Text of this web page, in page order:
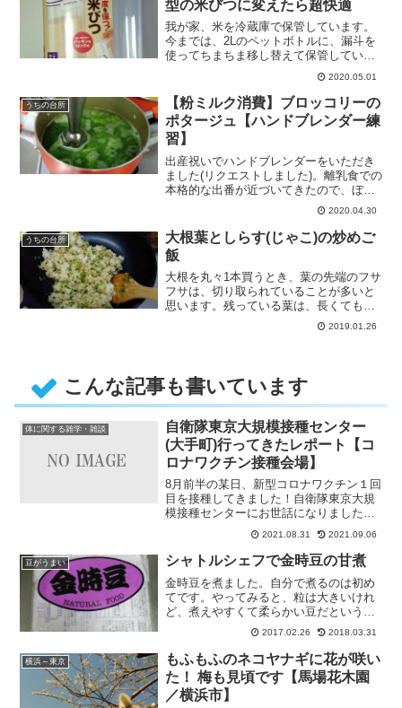
型の米びつに変えたら超快適
我が家、米を冷蔵庫で保管しています。
今までは、2Lのペットボトルに、漏斗を
使ってちまちま移し替えて保管していま
した。5kgを2本に移して、冷・・・2020.05.01
うちの台所
【粉ミルク消費】ブロッコリーの
ポタージュ【ハンドブレンダー練
習】
出産祝いでハンドブレンダーをいただき
ました(リクエストしました)。離乳食での
本格的な出番が近づいてきたので、ぼち
ぼち使う練習をしています。と・・・
2020.04.30
うちの台所
大根葉としらす(じゃこ)の炒めご
飯
大根を丸々1本買うとき、葉の先端のフサ
フサは、切り取られていることが多いと
思います。残っている葉は、長くても
15cm程度でしょうか。もはや茎・・・
2019.01.26
こんな記事も書いています
体に関する雑学・雑談
自衛隊東京大規模接種センター
(大手町)行ってきたレポート【コ
ロナワクチン接種会場】
8月前半の某日、新型コロナワクチン１回
目を接種してきました！自衛隊東京大規
模接種センターにお世話になりました。
誘導がとてもスムーズで、感動し・・・
2021.08.31 2021.09.06
豆がうまい シャトルシェフで金時豆の甘煮
金時豆を煮ました。自分で煮るのは初め
てです。やってみると、粒は大きいけれ
ど、煮えやすくて柔らかい豆だという印
象でした。（大豆や花豆と比べ
2017.02.26 2018.03.31
横浜～東京
もふもふのネコヤナギに花が咲い
た！ 梅も見頃です【馬場花木園
／横浜市】